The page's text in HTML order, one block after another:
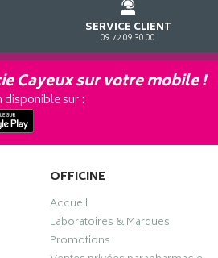
SERVICE CLIENT
09 72 09 30 00
Cayeux sur votre mobile !
sur :
OFFICINE
Accueil
Laboratoires & Marques
Promotions